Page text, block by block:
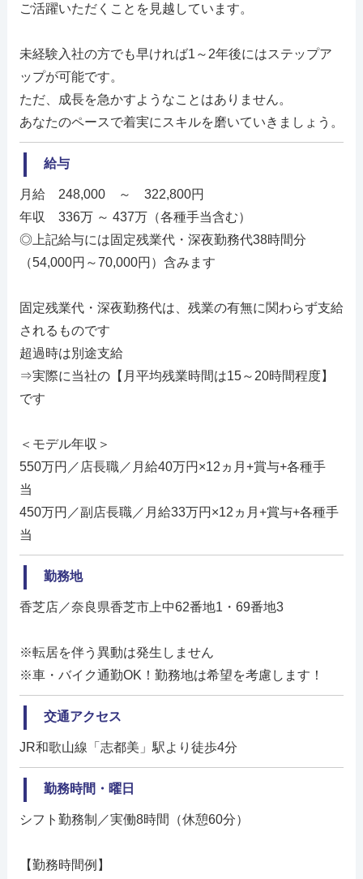
ご活躍いただくことを見越しています。
未経験入社の方でも早ければ1～2年後にはステップア
ップが可能です。
ただ、成長を急かすようなことはありません。
あなたのペースで着実にスキルを磨いていきましょう。
給与
月給 248,000 ～ 322,800円
年収 336万 ～ 437万（各種手当含む）
◎上記給与には固定残業代・深夜勤務代38時間分
（54,000円～70,000円）含みます
固定残業代・深夜勤務代は、残業の有無に関わらず支給
されるものです
超過時は別途支給
⇒実際に当社の【月平均残業時間は15～20時間程度】
です
＜モデル年収＞
550万円／店長職／月給40万円×12ヵ月+賞与+各種手
当
450万円／副店長職／月給33万円×12ヵ月+賞与+各種手
当
勤務地
香芝店／奈良県香芝市上中62番地1・69番地3
※転居を伴う異動は発生しません
※車・バイク通勤OK！勤務地は希望を考慮します！
交通アクセス
JR和歌山線「志都美」駅より徒歩4分
勤務時間・曜日
シフト勤務制／実働8時間（休憩60分）
【勤務時間例】